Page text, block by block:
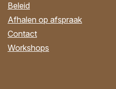
Beleid
Afhalen op afspraak
Contact
Workshops